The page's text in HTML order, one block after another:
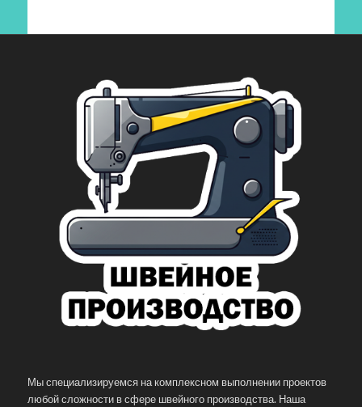
Мы специализируемся на комплексном выполнении проектов
любой сложности в сфере швейного производства. Наша